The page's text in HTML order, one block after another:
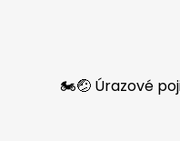
🏍️🤕 Úrazové